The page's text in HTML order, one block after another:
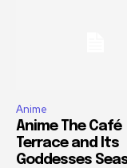
Anime
Anime The Café
Terrace and Its
Goddesses